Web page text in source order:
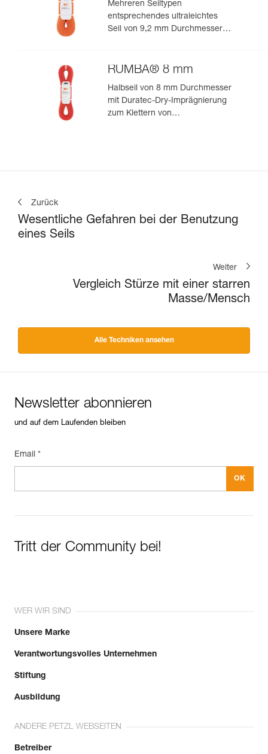
Mehreren Seiltypen
entsprechendes ultraleichtes
Seil von 9,2 mm Durchmesser
RUMBA® 8 mm
Halbseil von 8 mm Durchmesser
mit Duratec-Dry-Imprägnierung
zum Klettern von
Zurück
Wesentliche Gefahren bei der Benutzung
eines Seils
Weiter
Vergleich Stürze mit einer starren
Masse/Mensch
Alle Techniken ansehen
Newsletter abonnieren
und auf dem Laufenden bleiben
Email *
Tritt der Community bei!
WER WIR SIND
Unsere Marke
Verantwortungsvolles Unternehmen
Stiftung
Ausbildung
ANDERE PETZL WEBSEITEN
Betreiber